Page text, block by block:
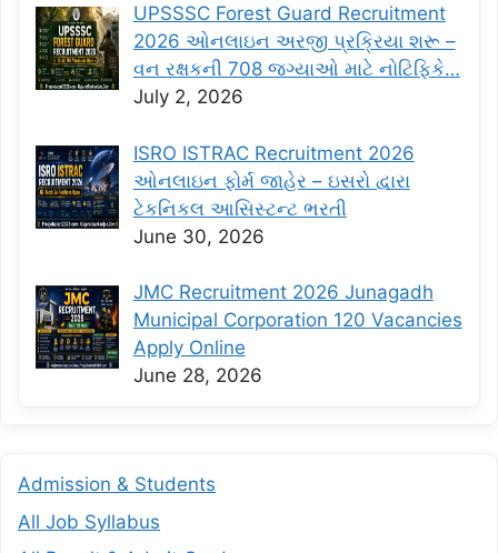
UPSSSC Forest Guard Recruitment
2026 ઓનલાઇન અરજી પ્રક્રિયા શરૂ –
વન રક્ષકની 708 જગ્યાઓ માટે નોટિફિકે…
July 2, 2026
ISRO ISTRAC Recruitment 2026
ઓનલાઇન ફોર્મ જાહેર – ઇસરો દ્વારા
ટેકનિકલ આસિસ્ટન્ટ ભરતી
June 30, 2026
JMC Recruitment 2026 Junagadh
Municipal Corporation 120 Vacancies
Apply Online
June 28, 2026
Admission & Students
All Job Syllabus